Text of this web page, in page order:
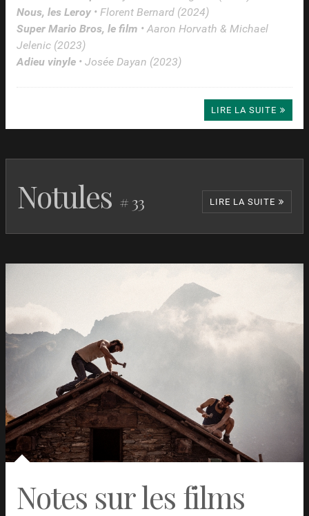
Nous, les Leroy • Florent Bernard (2024)
Super Mario Bros, le film • Aaron Horvath & Michael
Jelenic (2023)
Adieu vinyle • Josée Dayan (2023)
LIRE LA SUITE
Notules # 33
Albert Lewin
Peter Yates
Verhoeven
USA 1987
F for Fake USA
Dernière nuit à Milan
Memory
Michel
Franco
Mexique-
USA
Les Colons
Felipe Gálvez
Haberle
Chili
Il boemo Petr Václav
République
tchèque
Rojas, Juan
Sebastián
Vásquez
LIRE LA SUITE
Notes sur les films